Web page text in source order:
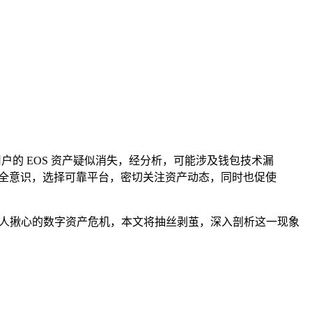
的 EOS 资产疑似消失，经分析，可能涉及钱包技术漏
意识，选择可靠平台，密切关注资产动态，同时也促使
揪心的数字资产危机，本文将抽丝剥茧，深入剖析这一现象